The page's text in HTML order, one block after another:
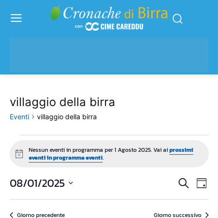
villaggio della birra
Eventi villaggio della birra
Eventi
for
1
Agosto
Notice
Nessun eventi in programma per 1 Agosto 2025. Vai aiprossimi
eventi in programma eventi.
Eventi
Cerca
08/01/2025
data.Giorno precedente Giorno successivo